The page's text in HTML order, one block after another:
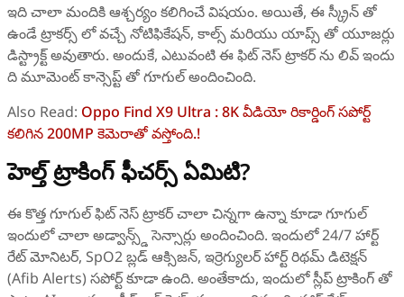
ఇది చాలా మందికి ఆశ్చర్యం కలిగించే విషయం. అయితే, ఈ స్క్రీన్ తో
ఉండే ట్రాకర్స్ లో వచ్చే నోటిఫికేషన్, కాల్స్ మరియు యాప్స్ తో యూజర్లు
డిస్ట్రాక్ట్ అవుతారు. అందుకే, ఎటువంటి ఈ ఫిట్ నెస్ ట్రాకర్ ను లివ్ ఇందు
ది మూమెంట్ కాన్సెప్ట్ తో గూగుల్ అందించింది.
Also Read: Oppo Find X9 Ultra : 8K వీడియో రికార్డింగ్ సపోర్ట్
కలిగిన 200MP కెమెరాతో వస్తోంది.!
హెల్త్ ట్రాకింగ్ ఫీచర్స్ ఏమిటి?
ఈ కొత్త గూగుల్ ఫిట్ నెస్ ట్రాకర్ చాలా చిన్నగా ఉన్నా కూడా గూగుల్
ఇందులో చాలా అడ్వాన్స్డ్ సెన్సార్లు అందించింది. ఇందులో 24/7 హార్ట్
రేట్ మోనిటర్, SpO2 బ్లడ్ ఆక్సిజన్, ఇర్రెగ్యులర్ హార్ట్ రిథమ్ డిటెక్షన్
(Afib Alerts) సపోర్ట్ కూడా ఉంది. అంతేకాదు, ఇందులో స్లీప్ ట్రాకింగ్ తో